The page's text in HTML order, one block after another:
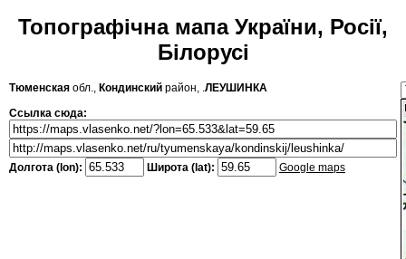
Топографічна мапа України, Росії,
Білорусі
Тюменская обл., Кондинский район, .ЛЕУШИНКА
Ссылка сюда:
Долгота (lon): Широта (lat): Google maps